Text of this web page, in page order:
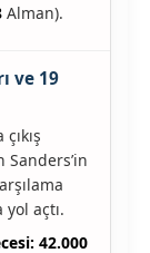
Alman).
ve 19
Sanders’in
açtı.
42.000